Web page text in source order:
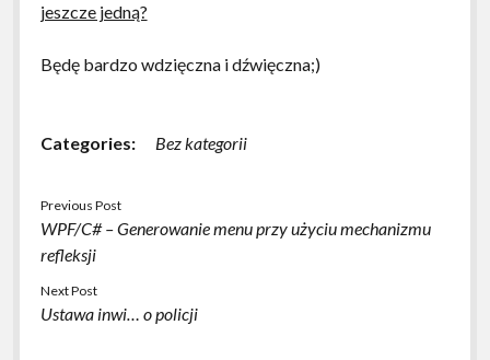
jeszcze jedną?
Będę bardzo wdzięczna i dźwięczna;)
Categories: Bez kategorii
Previous Post
WPF/C# – Generowanie menu przy użyciu mechanizmu
refleksji
Next Post
Ustawa inwi… o policji